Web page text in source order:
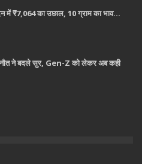
में ₹7,064 का उछाल, 10 ग्राम का भाव…
ने बदले सुर, Gen-Z को लेकर अब कही